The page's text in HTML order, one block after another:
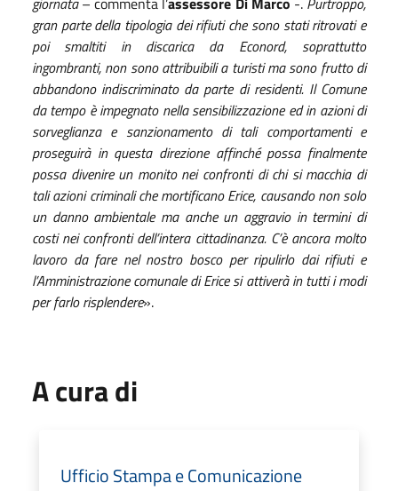
gran parte della tipologia dei rifiuti che sono stati ritrovati e
poi smaltiti in discarica da Econord, soprattutto
ingombranti, non sono attribuibili a turisti ma sono frutto di
abbandono indiscriminato da parte di residenti. Il Comune
da tempo è impegnato nella sensibilizzazione ed in azioni di
sorveglianza e sanzionamento di tali comportamenti e
proseguirà in questa direzione affinché possa finalmente
possa divenire un monito nei confronti di chi si macchia di
tali azioni criminali che mortificano Erice, causando non solo
un danno ambientale ma anche un aggravio in termini di
costi nei confronti dell’intera cittadinanza. C’è ancora molto
lavoro da fare nel nostro bosco per ripulirlo dai rifiuti e
l’Amministrazione comunale di Erice si attiverà in tutti i modi
per farlo risplendere».
A cura di
Ufficio Stampa e Comunicazione